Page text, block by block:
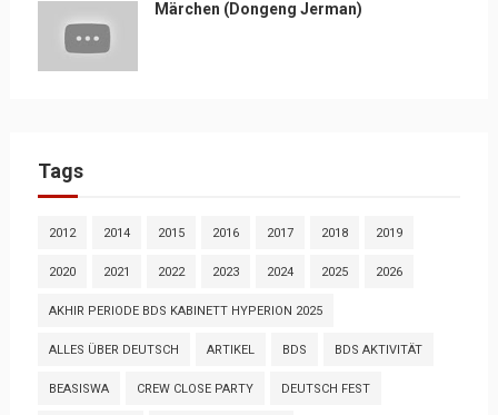
Märchen (Dongeng Jerman)
Tags
2012 2014 2015 2016 2017 2018 2019
2020 2021 2022 2023 2024 2025 2026
AKHIR PERIODE BDS KABINETT HYPERION 2025
ALLES ÜBER DEUTSCH ARTIKEL BDS BDS AKTIVITÄT
BEASISWA CREW CLOSE PARTY DEUTSCH FEST